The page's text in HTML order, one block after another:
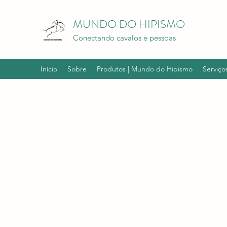
MUNDO DO HIPISMO
Conectando cavalos e pessoas
Início Sobre Produtos | Mundo do Hipismo